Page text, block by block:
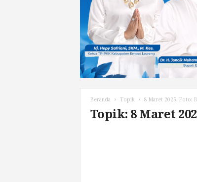
Beranda Topik 8 Maret 2025. Foto:
Topik: 8 Maret